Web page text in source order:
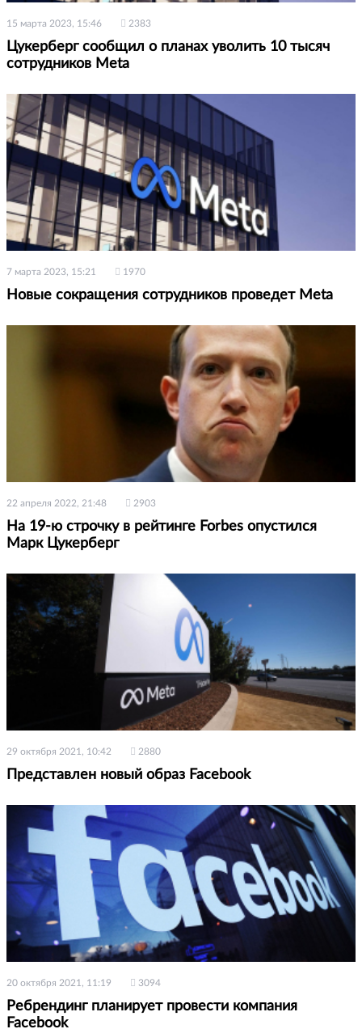
15 марта 2023, 15:46 2383
Цукерберг сообщил о планах уволить 10 тысяч
сотрудников Meta
7 марта 2023, 15:21 1970
Новые сокращения сотрудников проведет Meta
22 апреля 2022, 21:48 2903
На 19-ю строчку в рейтинге Forbes опустился
Марк Цукерберг
29 октября 2021, 10:42 2880
Представлен новый образ Facebook
20 октября 2021, 11:19 3094
Ребрендинг планирует провести компания
Facebook